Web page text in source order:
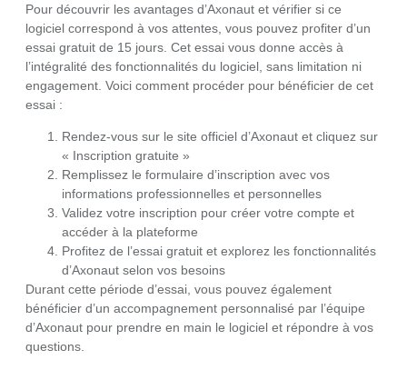
Pour découvrir les avantages d’Axonaut et vérifier si ce
logiciel correspond à vos attentes, vous pouvez profiter d’un
essai gratuit de 15 jours. Cet essai vous donne accès à
l’intégralité des fonctionnalités du logiciel, sans limitation ni
engagement. Voici comment procéder pour bénéficier de cet
essai :
Rendez-vous sur le site officiel d’Axonaut et cliquez sur
« Inscription gratuite »
Remplissez le formulaire d’inscription avec vos
informations professionnelles et personnelles
Validez votre inscription pour créer votre compte et
accéder à la plateforme
Profitez de l’essai gratuit et explorez les fonctionnalités
d’Axonaut selon vos besoins
Durant cette période d’essai, vous pouvez également
bénéficier d’un accompagnement personnalisé par l’équipe
d’Axonaut pour prendre en main le logiciel et répondre à vos
questions.